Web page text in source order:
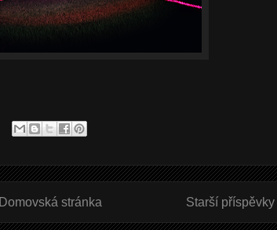
Starší příspěvky
Domovská stránka